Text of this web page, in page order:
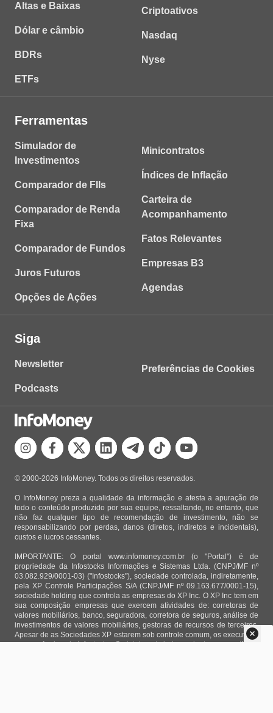
Altas e Baixas
Dólar e câmbio
BDRs
ETFs
Criptoativos
Nasdaq
Nyse
Ferramentas
Simulador de
Investimentos
Comparador de FIIs
Comparador de Renda
Fixa
Comparador de Fundos
Juros Futuros
Opções de Ações
Minicontratos
Índices de Inflação
Carteira de
Acompanhamento
Fatos Relevantes
Empresas B3
Agendas
Siga
Newsletter
Podcasts
Preferências de Cookies
© 2000-2026 InfoMoney. Todos os direitos reservados.
O InfoMoney preza a qualidade da informação e atesta a apuração de
todo o conteúdo produzido por sua equipe, ressaltando, no entanto, que
não faz qualquer tipo de recomendação de investimento, não se
responsabilizando por perdas, danos (diretos, indiretos e incidentais),
custos e lucros cessantes.
IMPORTANTE: O portal www.infomoney.com.br (o "Portal") é de
propriedade da Infostocks Informações e Sistemas Ltda. (CNPJ/MF nº
03.082.929/0001-03) ("Infostocks"), sociedade controlada, indiretamente,
pela XP Controle Participações S/A (CNPJ/MF nº 09.163.677/0001-15),
sociedade holding que controla as empresas do XP Inc. O XP Inc tem em
sua composição empresas que exercem atividades de: corretoras de
valores mobiliários, banco, seguradora, corretora de seguros, análise de
investimentos de valores mobiliários, gestoras de recursos de terceiros.
Apesar de as Sociedades XP estarem sob controle comum, os executivos
responsáveis pela Infostocks são totalmente independentes e as notícias,